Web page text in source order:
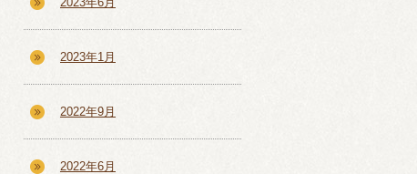
2023年1月
2022年9月
2022年6月